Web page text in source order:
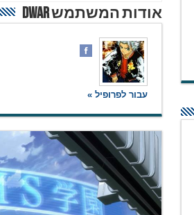
אודות המשתמש Dwar
עבור לפרופיל »